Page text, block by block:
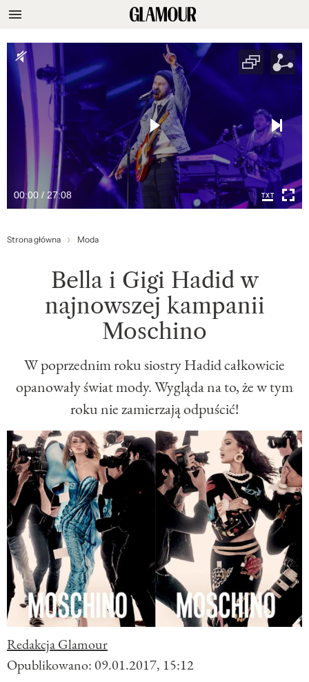
00:00 / 27:08
Strona główna Moda
Bella i Gigi Hadid w
najnowszej kampanii
Moschino
W poprzednim roku siostry Hadid całkowicie
opanowały świat mody. Wygląda na to, że w tym
roku nie zamierzają odpuścić!
Redakcja Glamour
Opublikowano: 09.01.2017, 15:12